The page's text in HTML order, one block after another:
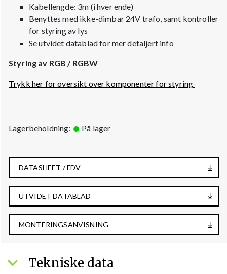
Kabellengde: 3m (i hver ende)
Benyttes med ikke-dimbar 24V trafo, samt kontroller
for styring av lys
Se utvidet datablad for mer detaljert info
Styring av RGB / RGBW
Trykk her for oversikt over komponenter for styring
Lagerbeholdning: På lager
DATASHEET / FDV
UTVIDET DATABLAD
MONTERINGSANVISNING
Tekniske data